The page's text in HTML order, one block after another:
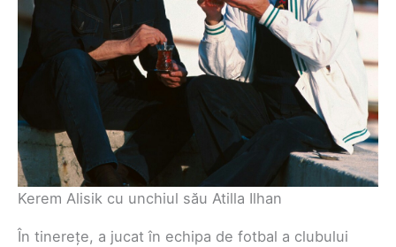
Kerem Alisik cu unchiul său Atilla Ilhan
În tinerețe, a jucat în echipa de fotbal a clubului